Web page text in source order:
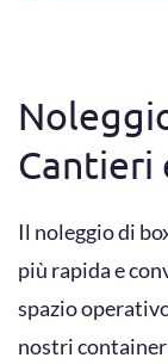
Cantieri
Il noleggio di
più rapida e
spazio
nostri